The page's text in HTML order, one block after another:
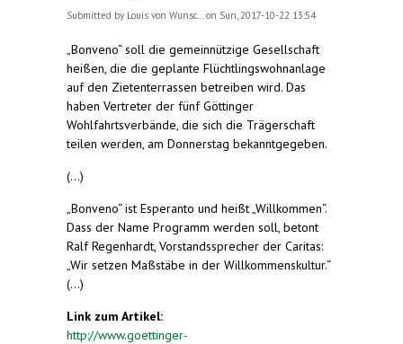
Submitted by Louis von Wunsc... on Sun, 2017-10-22 13:54
„Bonveno“ soll die gemeinnützige Gesellschaft
heißen, die die geplante Flüchtlingswohnanlage
auf den Zietenterrassen betreiben wird. Das
haben Vertreter der fünf Göttinger
Wohlfahrtsverbände, die sich die Trägerschaft
teilen werden, am Donnerstag bekanntgegeben.
(...)
„Bonveno“ ist Esperanto und heißt „Willkommen“.
Dass der Name Programm werden soll, betont
Ralf Regenhardt, Vorstandssprecher der Caritas:
„Wir setzen Maßstäbe in der Willkommenskultur.“
(...)
Link zum Artikel:
http://www.goettinger-